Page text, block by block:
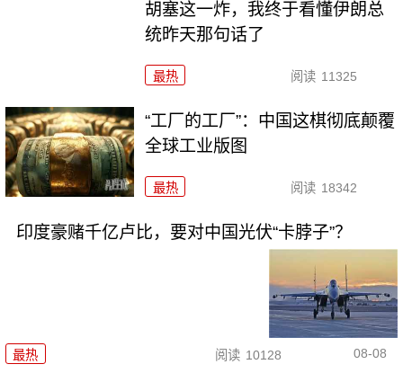
胡塞这一炸，我终于看懂伊朗总
统昨天那句话了
最热 阅读 11325
“工厂的工厂”：中国这棋彻底颠覆
全球工业版图
最热 阅读 18342
印度豪赌千亿卢比，要对中国光伏“卡脖子”？
最热 阅读 10128 08-08